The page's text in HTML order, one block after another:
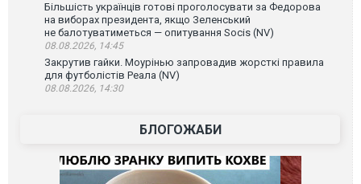
Більшість українців готові проголосувати за Федорова
на виборах президента, якщо Зеленський
не балотуватиметься — опитування Socis (NV)
08.08.2026, 14:45
Закрутив гайки. Моурінью запровадив жорсткі правила
для футболістів Реала (NV)
08.08.2026, 14:30
БЛОГОЖАБИ